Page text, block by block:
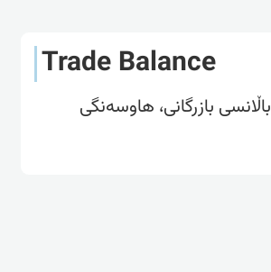
Trade Balance
باڵانسی بازرگانی، هاوسەنگی